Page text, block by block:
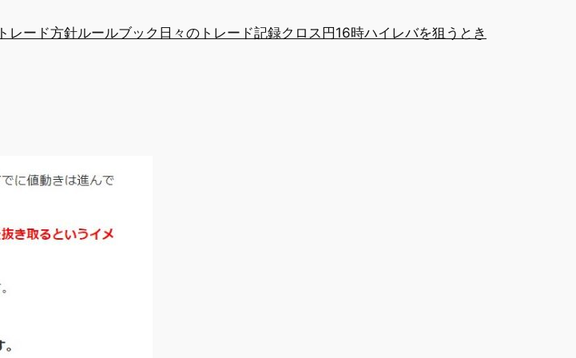
トレード方針ルールブック 日々のトレード記録クロス円16時ハイレバを狙うとき